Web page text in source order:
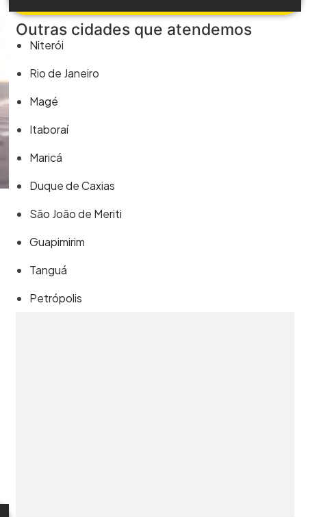
Outras cidades que atendemos
Niterói
Rio de Janeiro
Magé
Itaboraí
Maricá
Duque de Caxias
São João de Meriti
Guapimirim
Tanguá
Petrópolis